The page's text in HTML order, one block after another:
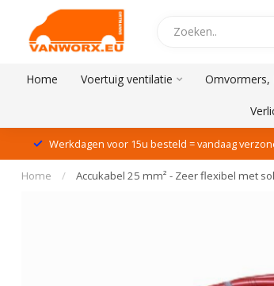
Home Voertuig ventilatie Omvormers,
Werkdagen voor 15u besteld = vandaag
Home / Accukabel 25 mm² - Zeer flexibel met